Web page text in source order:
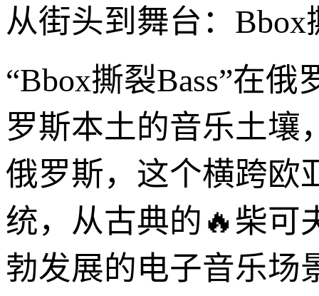
从街头到舞台：
“Bbox撕裂Bass”在
罗斯本土的音乐土壤
俄罗斯，这个横跨欧
统，从古典的🔥柴可
勃发展的电子音乐场